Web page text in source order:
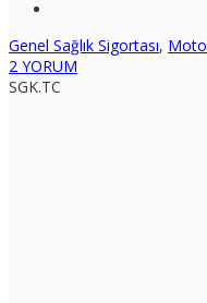
Genel Sağlık Sigortası,
2 YORUM
SGK.TC